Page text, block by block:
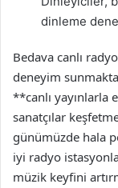
dinleme
Bedava canlı
deneyim
**canlı
sanatçılar
günümüzde hala
iyi radyo
müzik keyfini